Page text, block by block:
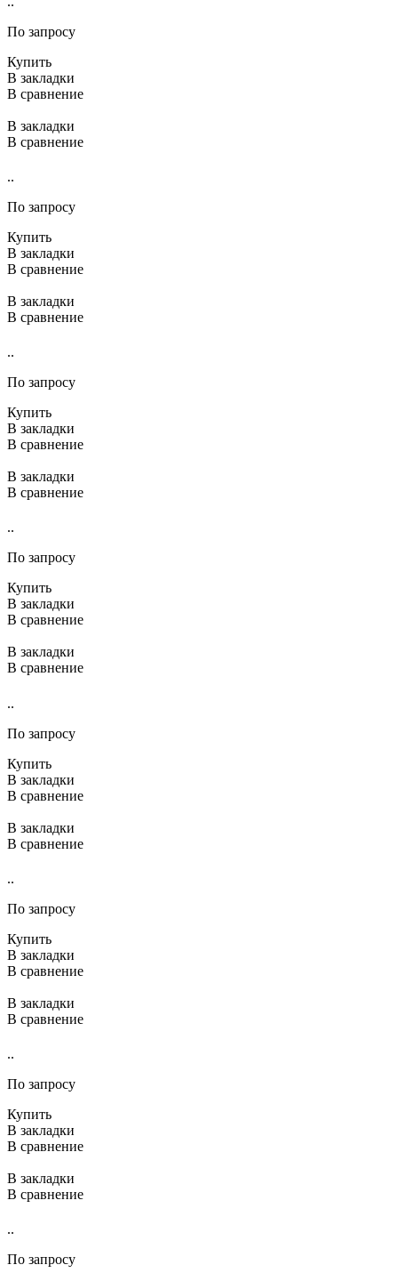
По запросу
Купить
В закладки
В сравнение
В закладки
В сравнение
..
По запросу
Купить
В закладки
В сравнение
В закладки
В сравнение
..
По запросу
Купить
В закладки
В сравнение
В закладки
В сравнение
..
По запросу
Купить
В закладки
В сравнение
В закладки
В сравнение
..
По запросу
Купить
В закладки
В сравнение
В закладки
В сравнение
..
По запросу
Купить
В закладки
В сравнение
В закладки
В сравнение
..
По запросу
Купить
В закладки
В сравнение
В закладки
В сравнение
..
По запросу